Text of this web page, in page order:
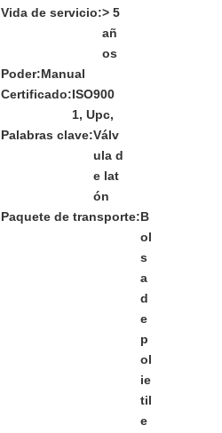
Vida de servicio:> 5
añ
os
Poder:Manual
Certificado:ISO900
1, Upc,
Palabras clave:Válv
ula d
e lat
ón
Paquete de transporte:B
ol
s
a
d
e
p
ol
ie
til
e